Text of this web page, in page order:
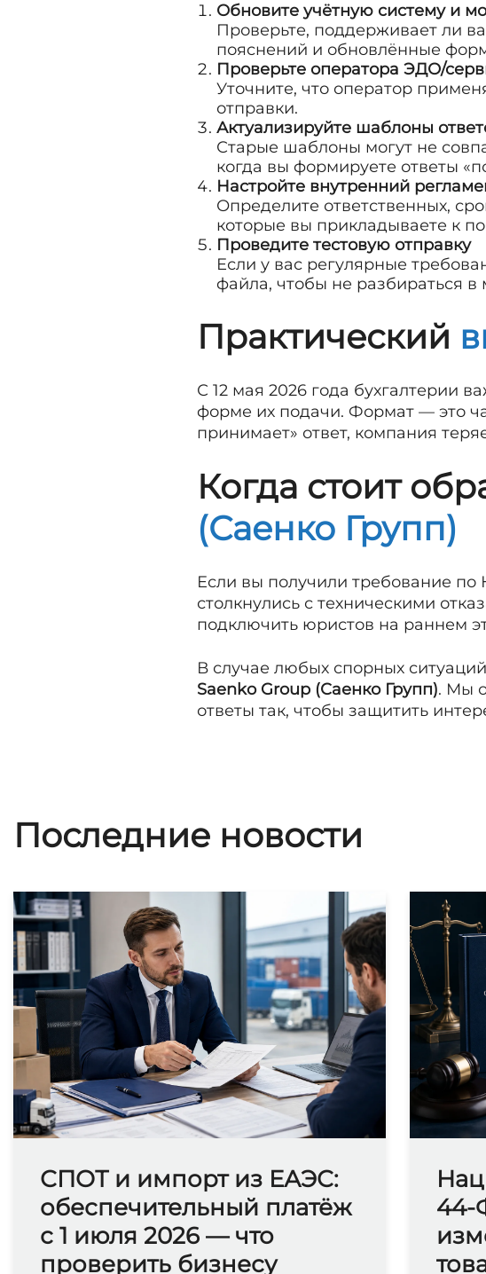
Обновите учётную систему и
Проверьте, поддерживает ли
пояснений и обновлённые
Проверьте оператора ЭДО/
Уточните, что оператор
отправки.
Актуализируйте шаблоны
Старые шаблоны могут не
когда вы формируете ответы
Настройте внутренний
Определите ответственных,
которые вы прикладываете к
Проведите тестовую отправку
Если у вас регулярные
файла, чтобы не разбираться в
Практический
С 12 мая 2026 года бухгалтерии
форме их подачи. Формат — это
принимает» ответ, компания
Когда стоит
(Саенко Групп)
Если вы получили требование по
столкнулись с техническими
подключить юристов на раннем
В случае любых спорных
Saenko Group (Саенко Групп). Мы
ответы так, чтобы защитить
Последние новости
СПОТ и импорт из ЕАЭС:
обеспечительный платёж
с 1 июля 2026 — что
проверить бизнесу
44-